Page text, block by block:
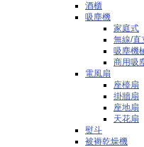
酒櫃
吸塵機
家庭式
無線/直
吸塵機
商用吸
電風扇
座檯扇
掛牆扇
座地扇
天花扇
熨斗
被褥乾燥機